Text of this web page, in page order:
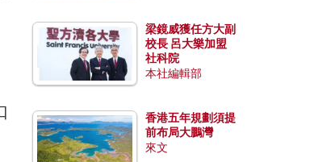
梁鏡威獲任方大副
校長 呂大樂加盟
社科院
本社編輯部
香港五年規劃須提
前布局大鵬灣
來文